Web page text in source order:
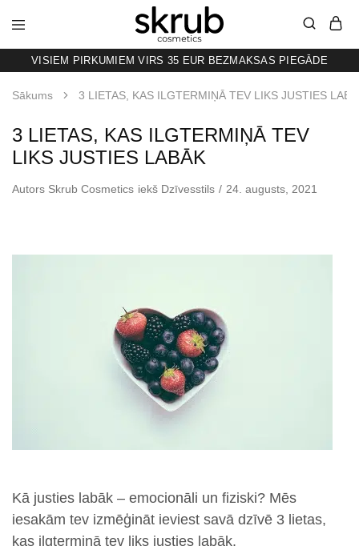
SKRUB
KAFIJAS
SKRUBIS
RAŽOTS
LATVIJĀ
VISIEM PIRKUMIEM VIRS 35 EUR BEZMAKSAS PIEGĀDE
Sākums 3 LIETAS, KAS ILGTERMIŅĀ TEV LIKS JUSTIES
3 LIETAS, KAS ILGTERMIŅĀ TEV
LIKS JUSTIES LABĀK
Autors Skrub Cosmetics iekš Dzīvesstils 24. augusts, 2021
Kā justies labāk – emocionāli un fiziski? Mēs
iesakām tev izmēģināt ieviest savā dzīvē 3 lietas,
kas ilgtermiņā tev liks justies labāk.